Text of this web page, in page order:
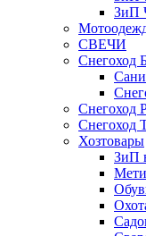
ЗиП
СВЕЧИ
Снегоход
Снегоход
Снегоход
Хозтовары
ЗиП